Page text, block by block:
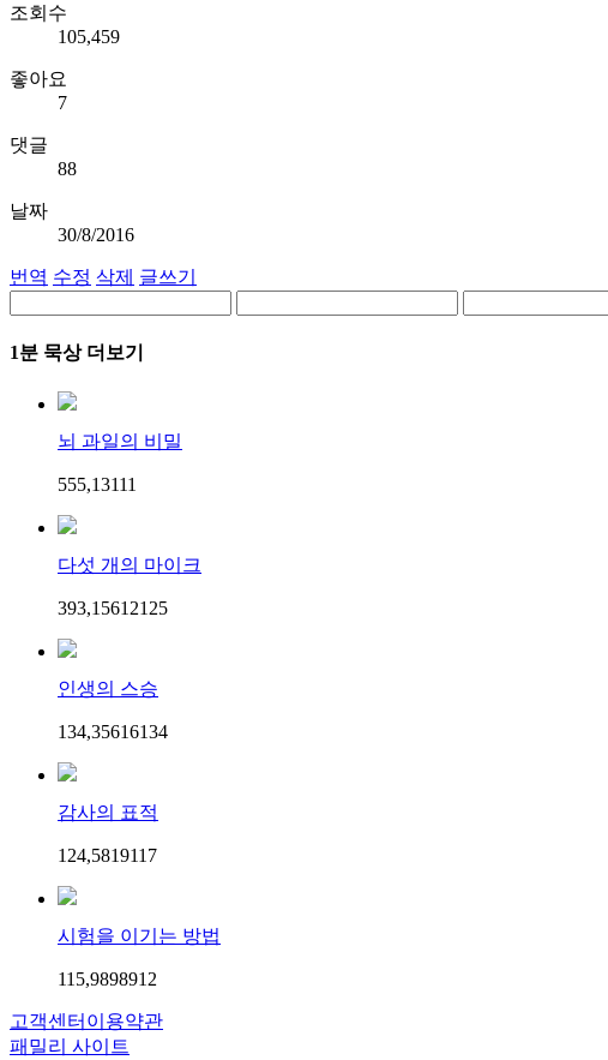
조회수
105,459
좋아요
7
댓글
88
날짜
30/8/2016
번역 수정 삭제 글쓰기
1분 묵상 더보기
뇌 과일의 비밀
555,13111
다섯 개의 마이크
393,15612125
인생의 스승
134,35616134
감사의 표적
124,5819117
시험을 이기는 방법
115,9898912
고객센터 이용약관
패밀리 사이트